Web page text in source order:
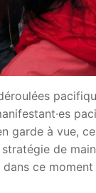
garde à vue,
de
ce